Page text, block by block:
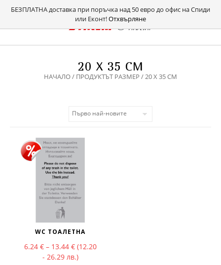
БЕЗПЛАТНА доставка при поръчка над 50 евро до офис на Спиди
или Еконт!Отхвърляне
20 X 35 СМ
НАЧАЛО/ ПРОДУКТЪТ РАЗМЕР / 20 X 35 СМ
WC ТОАЛЕТНА
6.24 € – 13.44 €Price range: 6.24 € through 13.44 €
(12.20
- 26.29 лв.)